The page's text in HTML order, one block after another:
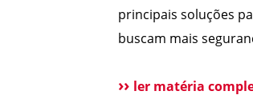
principais soluções
buscam mais
tecnologia e a
ler matéria